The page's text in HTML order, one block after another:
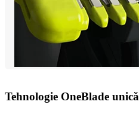
Tehnologie OneBlade unică